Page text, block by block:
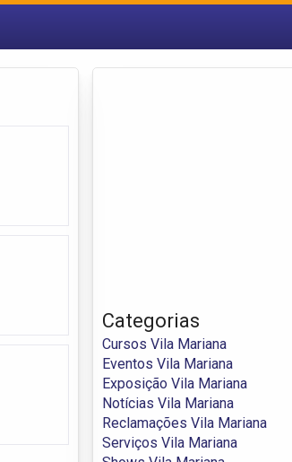
Categorias
Cursos Vila Mariana
Eventos Vila Mariana
Exposição Vila Mariana
Notícias Vila Mariana
Reclamações Vila Mariana
Serviços Vila Mariana